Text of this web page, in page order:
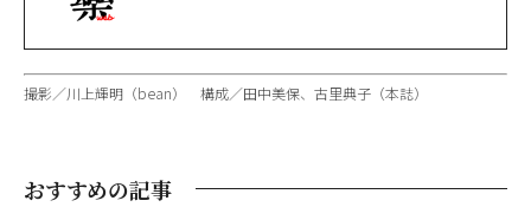
撮影／川上輝明（bean） 構成／田中美保、古里典子（本誌）
おすすめの記事